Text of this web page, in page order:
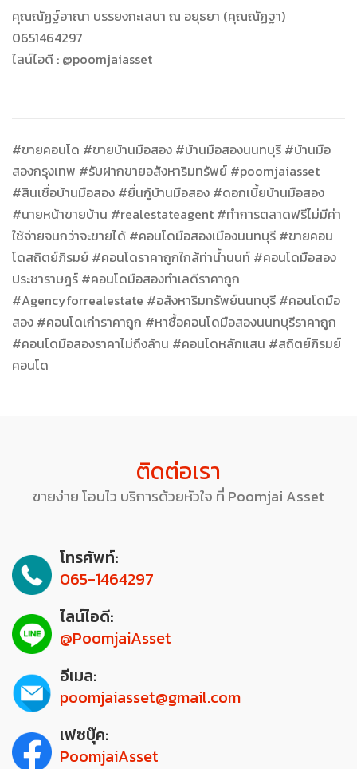
คุณณัฏฐ์อาณา บรรยงกะเสนา ณ อยุธยา (คุณณัฏฐา)
0651464297
ไลน์ไอดี : @poomjaiasset
#ขายคอนโด #ขายบ้านมือสอง #บ้านมือสองนนทบุรี #บ้านมือ
สองกรุงเทพ #รับฝากขายอสังหาริมทรัพย์ #poomjaiasset
#สินเชื่อบ้านมือสอง #ยื่นกู้บ้านมือสอง #ดอกเบี้ยบ้านมือสอง
#นายหน้าขายบ้าน #realestateagent #ทำการตลาดฟรีไม่มีค่า
ใช้จ่ายจนกว่าจะขายได้ #คอนโดมือสองเมืองนนทบุรี #ขายคอน
โดสถิตย์ภิรมย์ #คอนโดราคาถูกใกล้ท่าน้ำนนท์ #คอนโดมือสอง
ประชาราษฎร์ #คอนโดมือสองทำเลดีราคาถูก
#Agencyforrealestate #อสังหาริมทรัพย์นนทบุรี #คอนโดมือ
สอง #คอนโดเก่าราคาถูก #หาซื้อคอนโดมือสองนนทบุรีราคาถูก
#คอนโดมือสองราคาไม่ถึงล้าน #คอนโดหลักแสน #สถิตย์ภิรมย์
คอนโด
ติดต่อเรา
ขายง่าย โอนไว บริการด้วยหัวใจ ที่ Poomjai Asset
โทรศัพท์:
065-1464297
ไลน์ไอดี:
@PoomjaiAsset
อีเมล:
poomjaiasset@gmail.com
เฟซบุ๊ค:
PoomjaiAsset